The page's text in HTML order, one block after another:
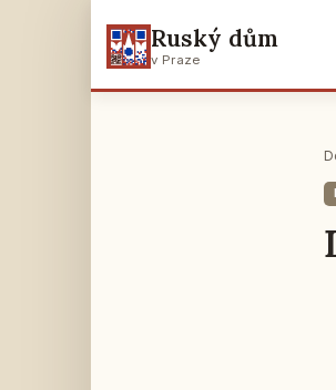
Ruský dům
v Praze